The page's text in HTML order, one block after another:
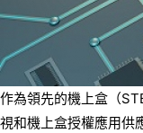
作為領先的機上盒（
視和機上盒授權應用供